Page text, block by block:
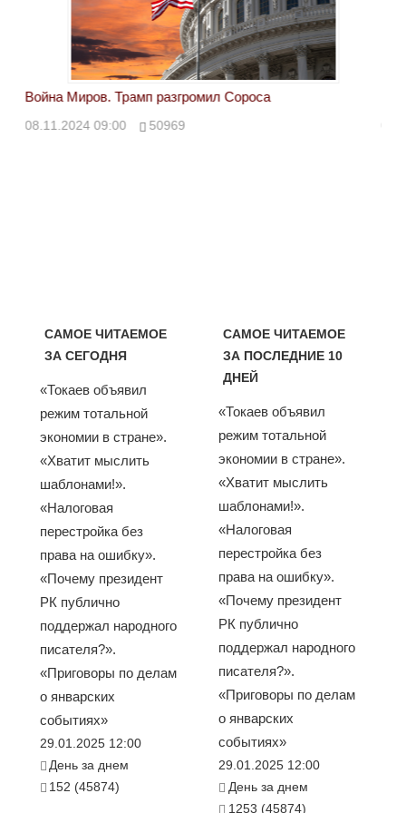
Война Миров. Трамп разгромил Сороса
08.11.2024 09:00 50969
САМОЕ ЧИТАЕМОЕ
ЗА СЕГОДНЯ
«Токаев объявил
режим тотальной
экономии в стране».
«Хватит мыслить
шаблонами!».
«Налоговая
перестройка без
права на ошибку».
«Почему президент
РК публично
поддержал народного
писателя?».
«Приговоры по делам
о январских
событиях»
29.01.2025 12:00
День за днем
152 (45874)
САМОЕ ЧИТАЕМОЕ
ЗА ПОСЛЕДНИЕ 10
ДНЕЙ
«Токаев объявил
режим тотальной
экономии в стране».
«Хватит мыслить
шаблонами!».
«Налоговая
перестройка без
права на ошибку».
«Почему президент
РК публично
поддержал народного
писателя?».
«Приговоры по делам
о январских
событиях»
29.01.2025 12:00
День за днем
1253 (45874)